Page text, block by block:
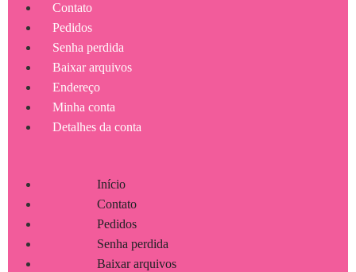
Contato
Pedidos
Senha perdida
Baixar arquivos
Endereço
Minha conta
Detalhes da conta
Início
Contato
Pedidos
Senha perdida
Baixar arquivos